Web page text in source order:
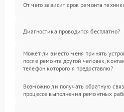
От чего зависит срок ремонта
Диагностика проводится бесплатно?
Может ли вместо меня принять
после ремонта другой человек,
телефон которого я предоставлю?
Возможно ли получать обратную
процессе выполнения ремонтных